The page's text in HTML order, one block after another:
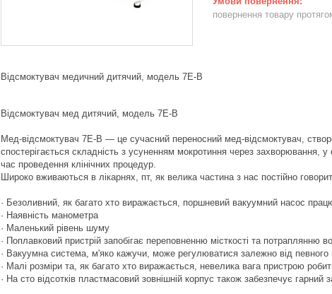
повернення товару
Відсмоктувач медичний дитячий, модель 7Е-B
Відсмоктувач мед дитячий, модель 7Е-B
Мед-відсмоктувач 7E-В — це сучасний переносний мед-відсмоктувач,
спостерігається складність з усуненням мокротиння через захворювання, у
час проведення клінічних процедур.
Широко вживаються в лікарнях, пт, як велика частина з нас постійно
· Безоливний, як багато хто виражається, поршневий вакуумний насос
· Наявність манометра
· Маленький рівень шуму
· Поплавковий пристрій запобігає переповненню місткості та потраплянню
· Вакуумна система, м'яко кажучи, може регулюватися залежно від
· Малі розміри та, як багато хто виражається, невелика вага пристрою
· На сто відсотків пластмасовий зовнішній корпус також забезпечує гарний